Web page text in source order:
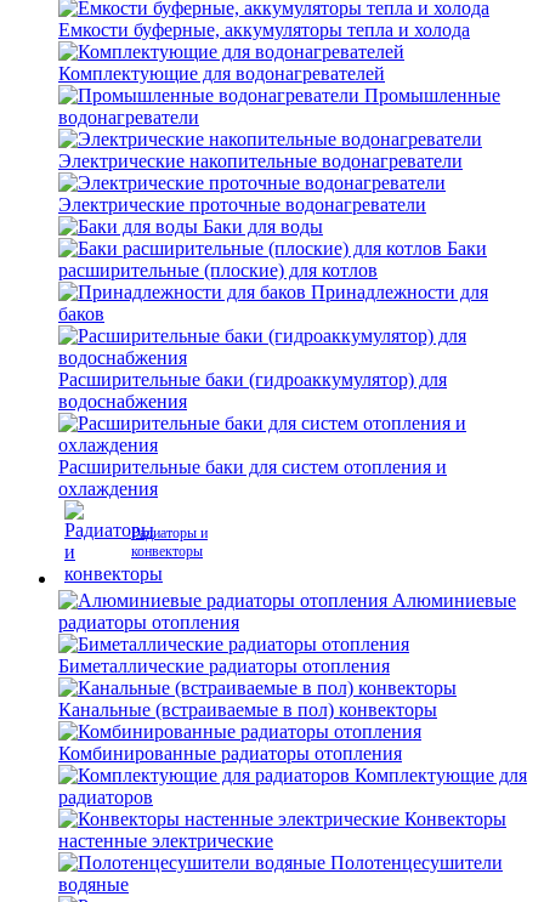
Емкости буферные, аккумуляторы тепла и холода
Комплектующие для водонагревателей
Промышленные
водонагреватели
Электрические накопительные водонагреватели
Электрические проточные водонагреватели
Баки для воды
Баки
расширительные (плоские) для котлов
Принадлежности для
баков
Расширительные баки (гидроаккумулятор) для
водоснабжения
Расширительные баки для систем отопления и
охлаждения
Радиаторы и
конвекторы
Алюминиевые
радиаторы отопления
Биметаллические радиаторы отопления
Канальные (встраиваемые в пол) конвекторы
Комбинированные радиаторы отопления
Комплектующие для
радиаторов
Конвекторы
настенные электрические
Полотенцесушители
водяные